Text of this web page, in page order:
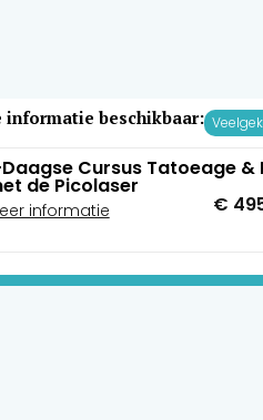
informatie beschikbaar:
Cursus Tatoeage &
de Picolaser
informatie €